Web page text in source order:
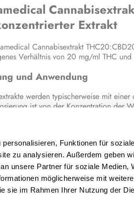
Funktionen für
zu analysieren. Außerdem geben
unsere Partner für soziale Medien,
möglicherweise mit
sie im Rahmen Ihrer Nutzung der
Extrakt
Cannabisextrakt
Verhältnis von 20 mg/ml THC
und Anwendung
werden typischerweise mit
ist von der Konzentration der